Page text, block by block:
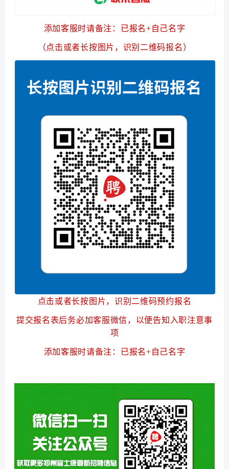
添加客服时请备注：已报名+自己名字
（点击或者长按图片，识别二维码报名）
点击或者长按图片，识别二维码预约报名
提交报名表后务必加客服微信，以便告知入职注意事
项
添加客服时请备注：已报名+自己名字